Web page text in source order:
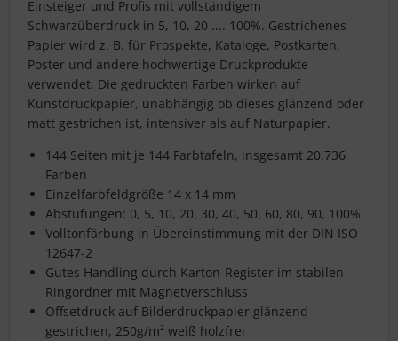
Einsteiger und Profis mit vollständigem
Schwarzüberdruck in 5, 10, 20 .... 100%. Gestrichenes
Papier wird z. B. für Prospekte, Kataloge, Postkarten,
Poster und andere hochwertige Druckprodukte
verwendet. Die gedruckten Farben wirken auf
Kunstdruckpapier, unabhängig ob dieses glänzend oder
matt gestrichen ist, intensiver als auf Naturpapier.
144 Seiten mit je 144 Farbtafeln, insgesamt 20.736
Farben
Einzelfarbfeldgröße 14 x 14 mm
Abstufungen: 0, 5, 10, 20, 30, 40, 50, 60, 80, 90, 100%
Volltonfärbung in Übereinstimmung mit der DIN ISO
12647-2
Gutes Handling durch Karton-Register im stabilen
Ringordner mit Magnetverschluss
Offsetdruck auf Bilderdruckpapier glänzend
gestrichen, 250g/m² weiß holzfrei